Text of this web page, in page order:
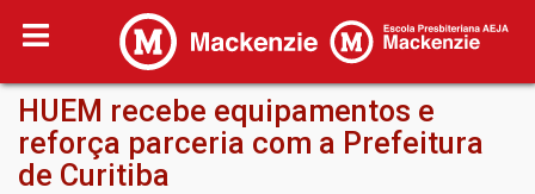
HUEM recebe equipamentos e
reforça parceria com a Prefeitura
de Curitiba